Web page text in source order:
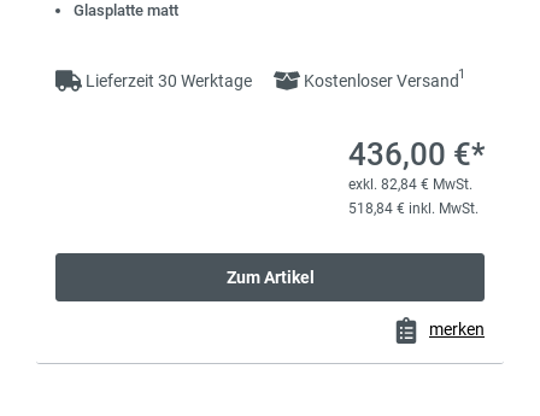
Glasplatte matt
Lieferzeit 30 Werktage Kostenloser Versand1
436,00 €*
exkl. 82,84 € MwSt.
518,84 € inkl. MwSt.
Zum Artikel
merken